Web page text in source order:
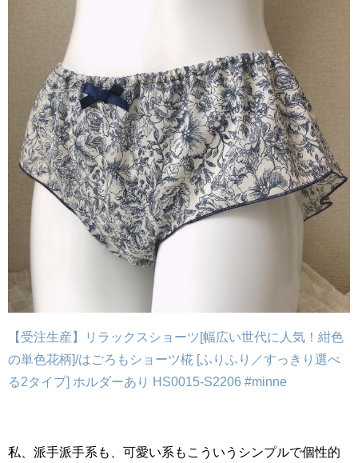
【受注生産】リラックスショーツ[幅広い世代に人気！紺色
の単色花柄]/はごろもショーツ椛 [ふりふり／すっきり選べ
る2タイプ] ホルダーあり HS0015-S2206 #minne
私、派手派手系も、可愛い系もこういうシンプルで個性的